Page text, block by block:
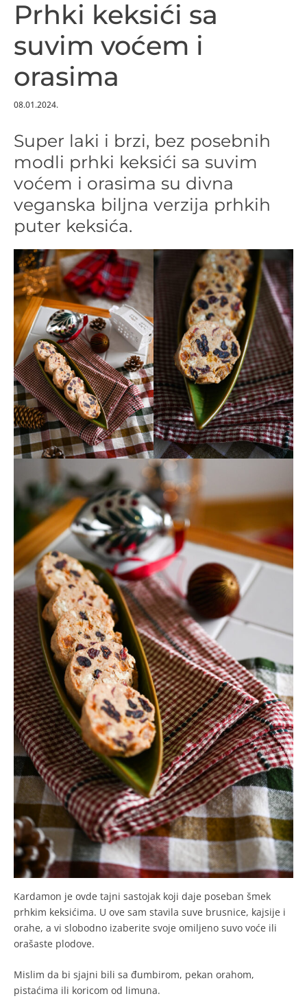
Prhki keksići sa
suvim voćem i
orasima
08.01.2024.
Super laki i brzi, bez posebnih
modli prhki keksići sa suvim
voćem i orasima su divna
veganska biljna verzija prhkih
puter keksića.
Kardamon je ovde tajni sastojak koji daje poseban šmek
prhkim keksićima. U ove sam stavila suve brusnice, kajsije i
orahe, a vi slobodno izaberite svoje omiljeno suvo voće ili
orašaste plodove.
Mislim da bi sjajni bili sa đumbirom, pekan orahom,
pistaćima ili koricom od limuna.